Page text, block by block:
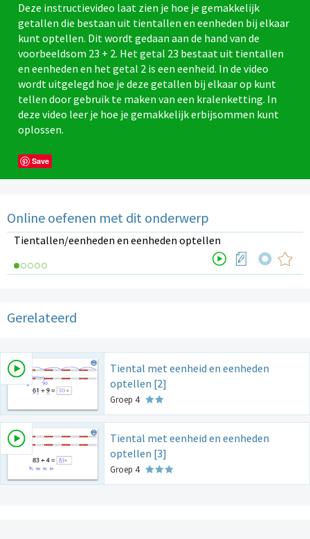
Deze instructievideo laat zien je hoe je gemakkelijk
getallen die bestaan uit tientallen en eenheden bij elkaar
kunt optellen. Dit wordt gedaan aan de hand van de
voorbeeldsom 23 + 2. Het getal 23 bestaat uit tientallen
en eenheden en het getal 2 is een eenheid. In de video
wordt uitgelegd hoe je deze getallen bij elkaar op kunt
tellen door gebruik te maken van een kralenketting. In
deze video leer je hoe je gemakkelijk erbijsommen kunt
oplossen.
Save
Online oefenen met dit onderwerp
Tientallen/eenheden en eenheden optellen
Gerelateerd
Tiental met eenheid en eenheden
optellen [2]
Groep 4
Tiental met eenheid en eenheden
optellen [3]
Groep 4